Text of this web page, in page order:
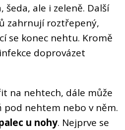
šeda, ale i zeleně. Další
zahrnují roztřepený,
se konec nehtu. Kromě
doprovázet
na nehtech, dále může
pod nehtem nebo v něm.
u nohy. Nejprve se